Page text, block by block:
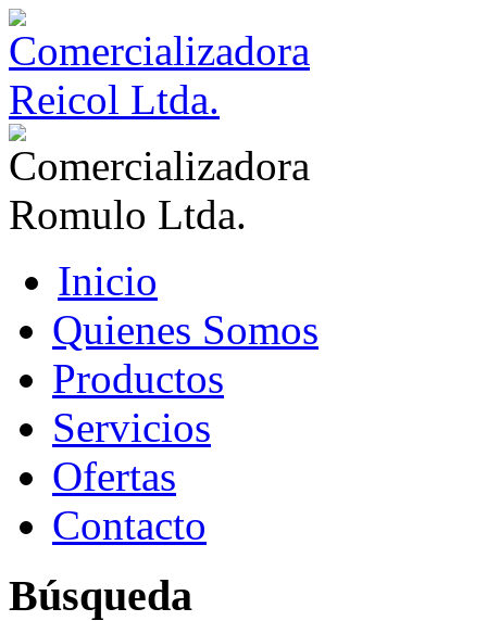
Inicio
Quienes Somos
Productos
Servicios
Ofertas
Contacto
Búsqueda